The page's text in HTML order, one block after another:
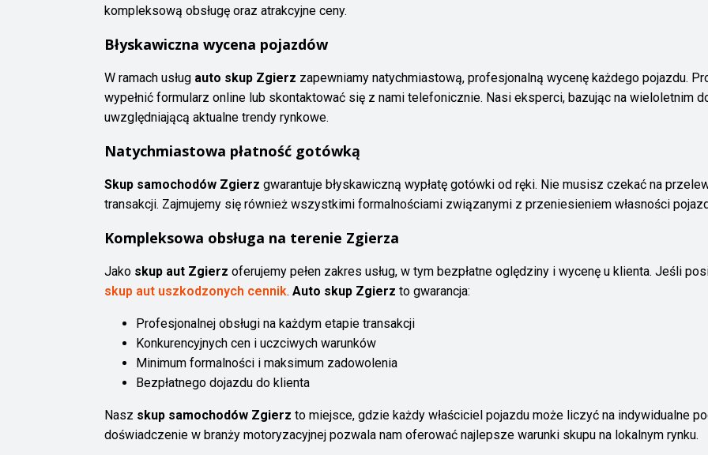
kompleksową obsługę oraz atrakcyjne ceny.
Błyskawiczna wycena pojazdów
W ramach usług auto skup Zgierz zapewniamy natychmiastową, profesjonalną wycenę każdego pojazdu.
wypełnić formularz online lub skontaktować się z nami telefonicznie. Nasi eksperci, bazując na wieloletnim
uwzględniającą aktualne trendy rynkowe.
Natychmiastowa płatność gotówką
Skup samochodów Zgierz gwarantuje błyskawiczną wypłatę gotówki od ręki. Nie musisz czekać na
transakcji. Zajmujemy się również wszystkimi formalnościami związanymi z przeniesieniem własności
Kompleksowa obsługa na terenie Zgierza
Jako skup aut Zgierz oferujemy pełen zakres usług, w tym bezpłatne oględziny i wycenę u klienta. Jeśli
skup aut uszkodzonych cennik. Auto skup Zgierz to gwarancja:
Profesjonalnej obsługi na każdym etapie transakcji
Konkurencyjnych cen i uczciwych warunków
Minimum formalności i maksimum zadowolenia
Bezpłatnego dojazdu do klienta
Nasz skup samochodów Zgierz to miejsce, gdzie każdy właściciel pojazdu może liczyć na indywidualne
doświadczenie w branży motoryzacyjnej pozwala nam oferować najlepsze warunki skupu na lokalnym rynku.